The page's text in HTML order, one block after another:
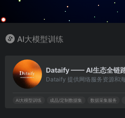
AI大模型训练
Dataify —— AI生态全链
AI大模型训练 成品/定制数据集 数据采集服务